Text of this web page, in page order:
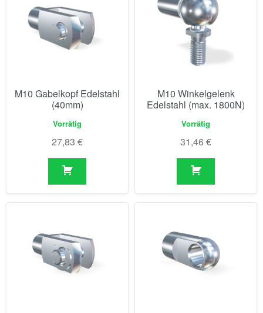
M10 Gabelkopf Edelstahl
(40mm)
Vorrätig
27,83 €
M10 Winkelgelenk
Edelstahl (max. 1800N)
Vorrätig
31,46 €